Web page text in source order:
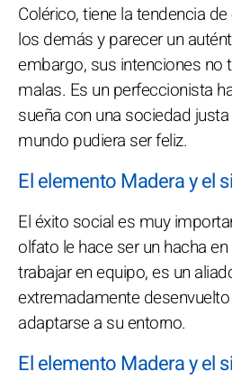
Colérico, tiene la tendencia
los demás y parecer un
embargo, sus intenciones no
malas. Es un perfeccionista
sueña con una sociedad
mundo pudiera ser feliz.
El elemento Madera y el
El éxito social es muy
olfato le hace ser un hacha
trabajar en equipo, es un
extremadamente
adaptarse a su entorno.
El elemento Madera y el